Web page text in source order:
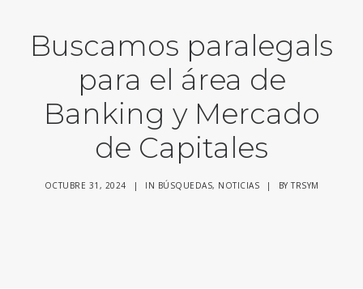
Buscamos paralegals
para el área de
Banking y Mercado
de Capitales
OCTUBRE 31, 2024 | IN BÚSQUEDAS, NOTICIAS | BYTRSYM